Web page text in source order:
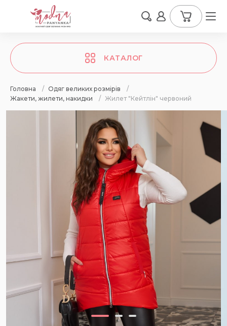
КАТАЛОГ
Головна / Одяг великих розмірів
/
Жакети, жилети, накидки
/ Жилет "Кейтлін" червоний